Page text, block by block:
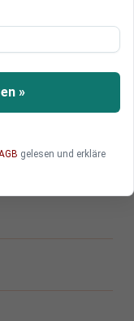
EZB-
im
der
deutlich
höchsten
»
gelesen und erkläre